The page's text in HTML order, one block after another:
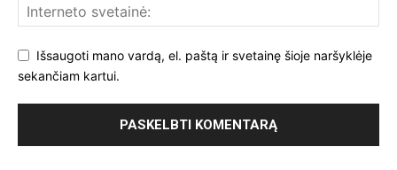
Išsaugoti mano vardą, el. paštą ir svetainę šioje naršyklėje
sekančiam kartui.